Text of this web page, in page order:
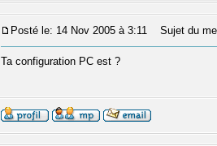
Posté le: 14 Nov 2005 à 3:11 Sujet du
Ta configuration PC est ?